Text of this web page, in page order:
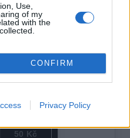
Use,
of my
with the
CONFIRM
Privacy Policy